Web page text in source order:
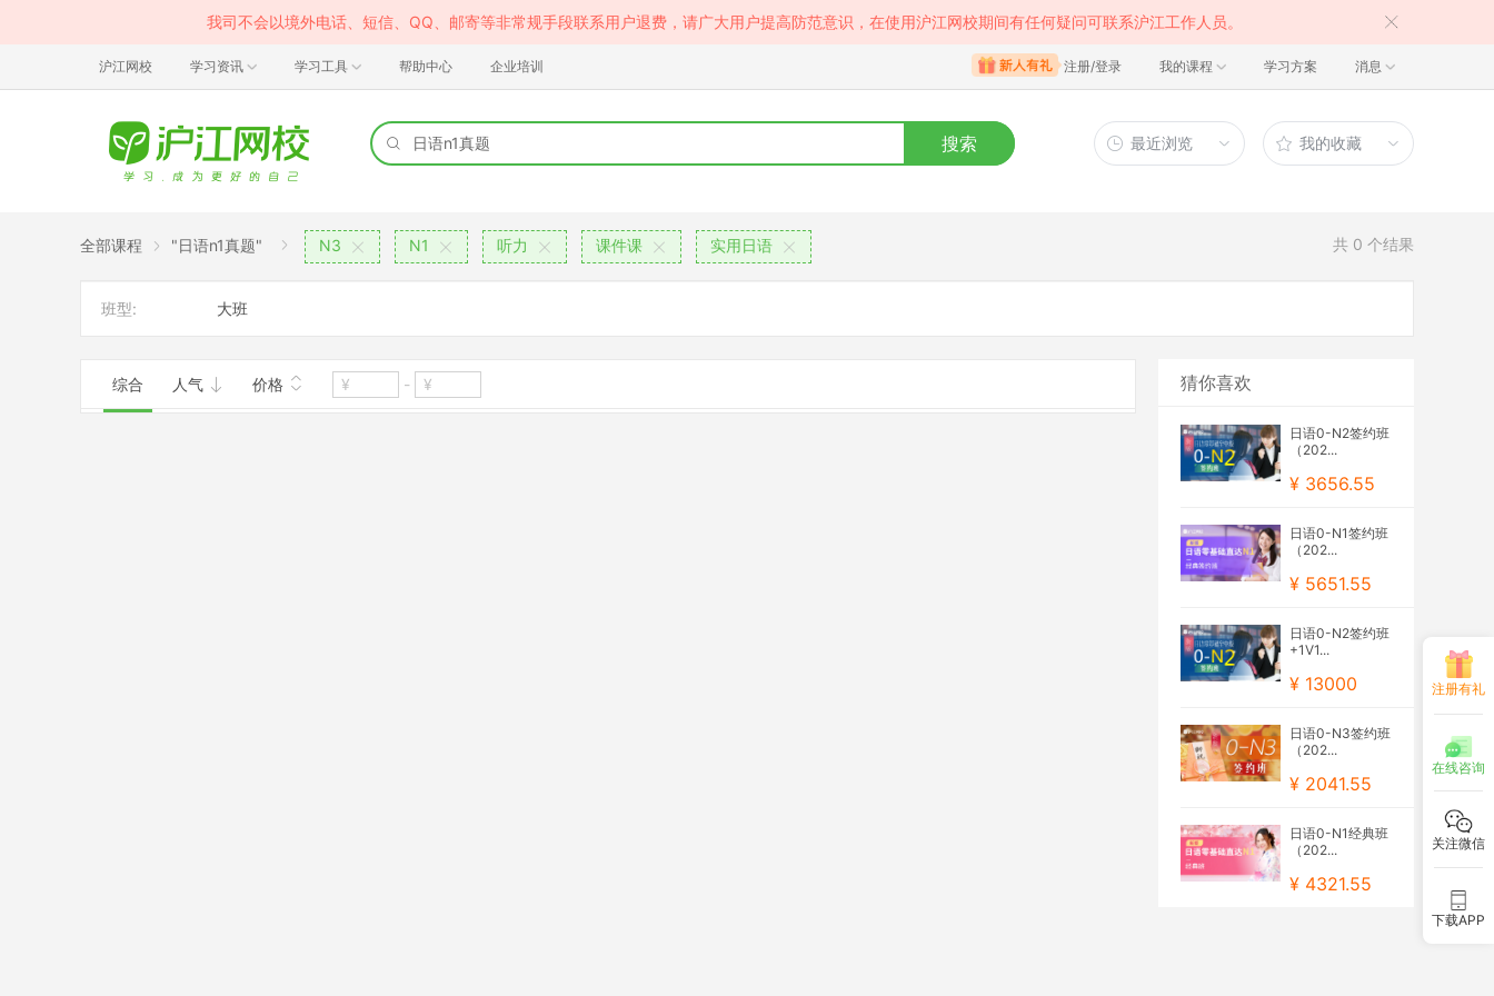
我司不会以境外电话、短信、QQ、邮寄等非常规手段联系用户退费，请广大用户提高防范意识，在使用沪江网校期间有任何疑问可联系沪江工作人员。
沪江网校 学习资讯 学习工具 帮助中心 企业培训 注册/登录 我的课程 学习方案 消息
搜索 最近浏览 我的收藏
全部课程 "日语n1真题" N3 N1 听力 课件课 实用日语 共 0 个结果
班型: 大班
综合 人气 价格 - 猜你喜欢
日语0-N2签约班
（202...
¥ 3656.55
日语0-N1签约班
（202...
¥ 5651.55
日语0-N2签约班
+1V1...
¥ 13000
日语0-N3签约班
（202...
¥ 2041.55
日语0-N1经典班
（202...
¥ 4321.55
注册有礼
在线咨询
关注微信
下载APP